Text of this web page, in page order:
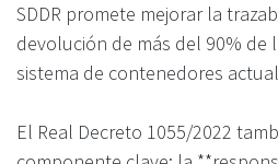
SDDR promete mejorar la
devolución de más del 90% de
sistema de contenedores
El Real Decreto 1055/2022